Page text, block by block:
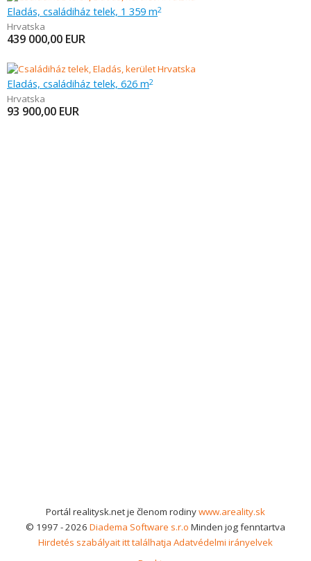
Eladás, családiház telek, 1 359 m2
Hrvatska
439 000,00 EUR
Eladás, családiház telek, 626 m2
Hrvatska
93 900,00 EUR
Portál realitysk.net je členom rodinywww.areality.sk
© 1997 - 2026 Diadema Software s.r.o Minden jog fenntartva
Hirdetés szabályait itt találhatja Adatvédelmi irányelvek